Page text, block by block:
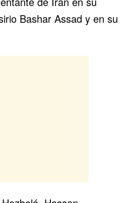
Bashar Assad y en su